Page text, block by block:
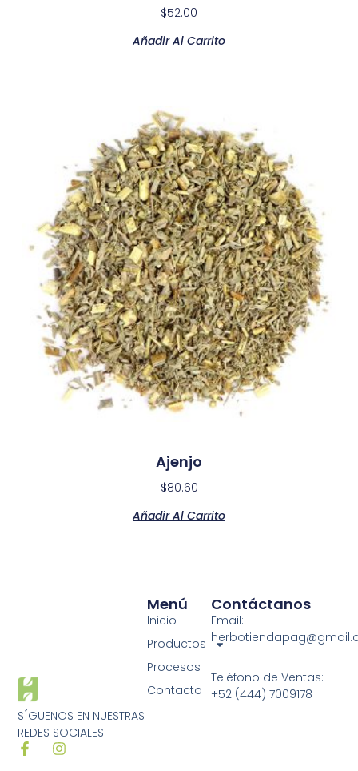
$52.00
Añadir Al Carrito
Ajenjo
$80.60
Añadir Al Carrito
SÍGUENOS EN NUESTRAS
REDES SOCIALES
Menú
Inicio
Productos
Procesos
Contacto
Contáctanos
Email:
Teléfono de Ventas:
+52 (444) 7009178